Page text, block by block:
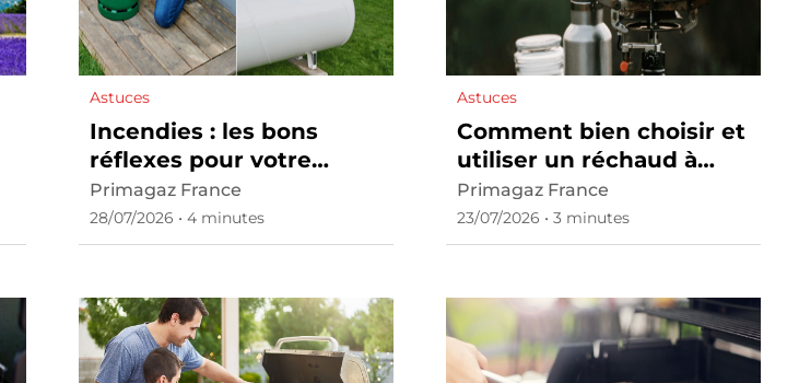
Astuces
Incendies : les bons
réflexes pour votre
installation gaz
Primagaz France
28/07/2026 • 4 minutes
Astuces
Comment bien choisir et
utiliser un réchaud à
gaz en camping ?
Primagaz France
23/07/2026 • 3 minutes